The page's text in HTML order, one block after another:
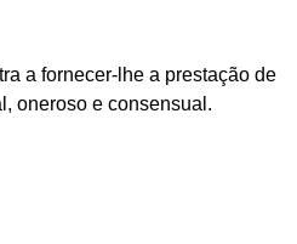
a fornecer-lhe a prestação de
oneroso e consensual.